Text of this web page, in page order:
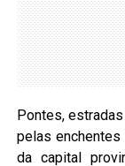
Pontes,
pelas
da capital